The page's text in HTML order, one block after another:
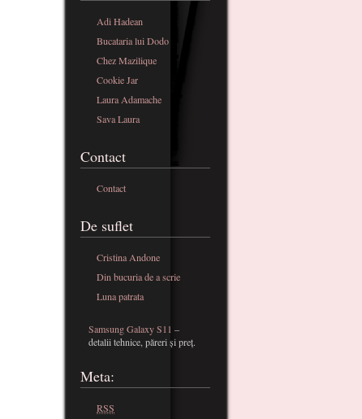
Adi Hadean
Bucataria lui Dodo
Chez Mazilique
Cookie Jar
Laura Adamache
Sava Laura
Contact
Contact
De suflet
Cristina Andone
Din bucuria de a scrie
Luna patrata
Samsung Galaxy S11 –
detalii tehnice, păreri și preț.
Meta:
RSS